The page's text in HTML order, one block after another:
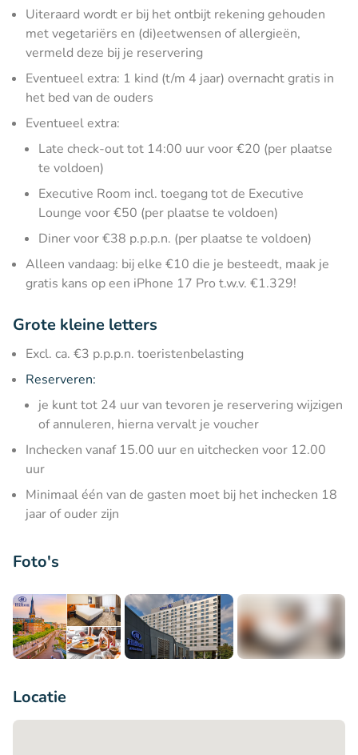
Uiteraard wordt er bij het ontbijt rekening gehouden
met vegetariërs en (di)eetwensen of allergieën,
vermeld deze bij je reservering
Eventueel extra: 1 kind (t/m 4 jaar) overnacht gratis in
het bed van de ouders
Eventueel extra:
Late check-out tot 14:00 uur voor €20 (per plaatse
te voldoen)
Executive Room incl. toegang tot de Executive
Lounge voor €50 (per plaatse te voldoen)
Diner voor €38 p.p.p.n. (per plaatse te voldoen)
Alleen vandaag: bij elke €10 die je besteedt, maak je
gratis kans op een iPhone 17 Pro t.w.v. €1.329!
Grote kleine letters
Excl. ca. €3 p.p.p.n. toeristenbelasting
Reserveren:
je kunt tot 24 uur van tevoren je reservering wijzigen
of annuleren, hierna vervalt je voucher
Inchecken vanaf 15.00 uur en uitchecken voor 12.00
uur
Minimaal één van de gasten moet bij het inchecken 18
jaar of ouder zijn
Foto's
Locatie